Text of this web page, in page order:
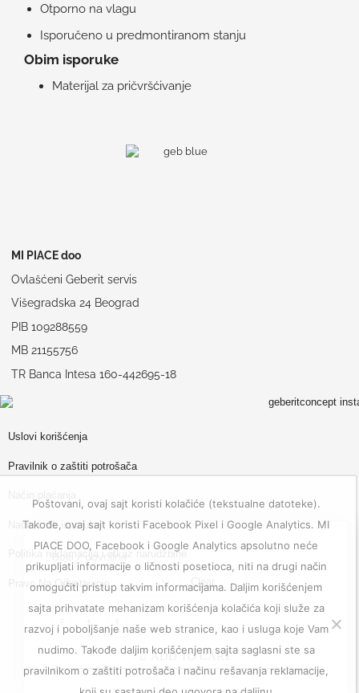
Otporno na vlagu
Isporučeno u predmontiranom stanju
Obim isporuke
Materijal za pričvršćivanje
Clear
ADD TO CART
MI PIACE doo
Ovlašćeni Geberit servis
Višegradska 24 Beograd
PIB 109288559
MB 21155756
TR Banca Intesa 160-442695-18
Uslovi korišćenja
Pravilnik o zaštiti potrošača
Način i rok isporuke
Politika reklamacija i otkaz narudžbine
Pravo Na Odustajanje
Poštovani, ovaj sajt koristi kolačiće (tekstualne datoteke).
Takođe, ovaj sajt koristi Facebook Pixel i Google Analytics. MI
PIACE DOO, Facebook i Google Analytics apsolutno neće
prikupljati informacije o ličnosti posetioca, niti na drugi način
omogućiti pristup takvim informacijama. Daljim korišćenjem
sajta prihvatate mehanizam korišćenja kolačića koji služe za
razvoj i poboljšanje naše web stranice, kao i usluga koje Vam
nudimo. Takođe daljim korišćenjem sajta saglasni ste sa
pravilnikom o zaštiti potrošača i načinu rešavanja reklamacije,